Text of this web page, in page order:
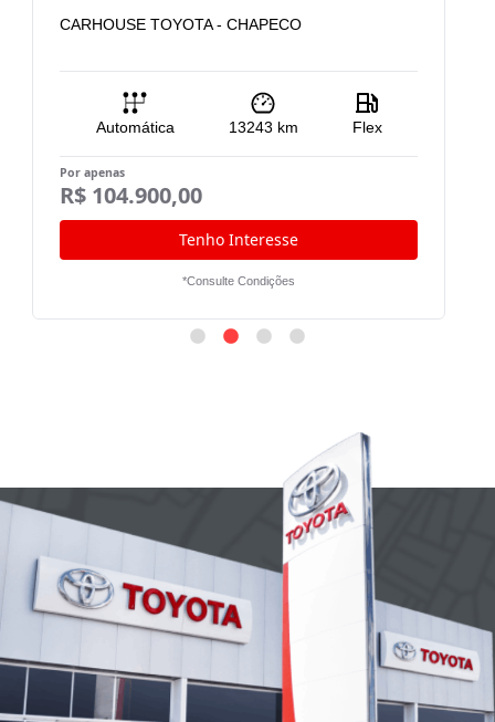
CARHOUSE TOYOTA - CHAPECO
Automática 13243 km Flex
Por apenas
R$ 104.900,00
Tenho Interesse
*Consulte Condições